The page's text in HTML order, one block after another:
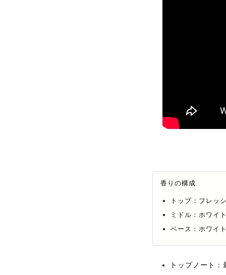
香りの構成
トップ：フレッ
ミドル：ホワイ
ベース：ホワイ
トップノート